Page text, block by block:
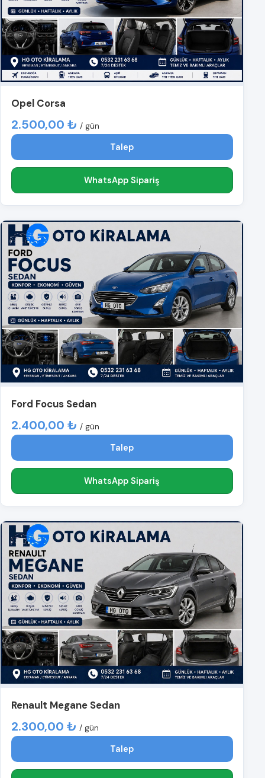
Opel Corsa
2.500,00 ₺ / gün
Talep
WhatsApp Sipariş
Ford Focus Sedan
2.400,00 ₺ / gün
Talep
WhatsApp Sipariş
Renault Megane Sedan
2.300,00 ₺ / gün
Talep